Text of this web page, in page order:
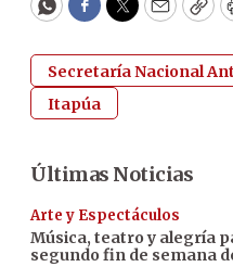
WhatsApp
Facebook
Twitter
Email
Secretaría Nacional
Itapúa
Últimas Noticias
Arte y Espectáculos
Música, teatro y alegría
segundo fin de semana